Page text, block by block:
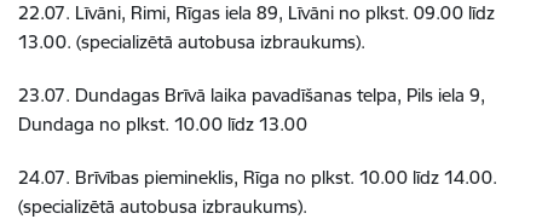
22.07. Līvāni, Rimi, Rīgas iela 89, Līvāni no plkst. 09.00 līdz
13.00. (specializētā autobusa izbraukums).
23.07. Dundagas Brīvā laika pavadīšanas telpa, Pils iela 9,
Dundaga no plkst. 10.00 līdz 13.00
24.07. Brīvības piemineklis, Rīga no plkst. 10.00 līdz 14.00.
(specializētā autobusa izbraukums).